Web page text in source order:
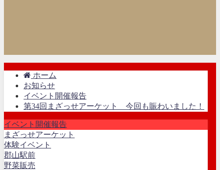
ホーム
お知らせ
イベント開催報告
第34回まざっせアーケット 今回も賑わいました！
イベント開催報告
まざっせアーケット
体験イベント
郡山駅前
野菜販売